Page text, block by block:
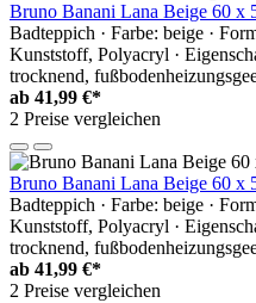
Bruno Banani Lana Beige 60 x
Badteppich · Farbe: beige ·
Kunststoff, Polyacryl ·
trocknend,
ab 41,99 €*
2 Preise vergleichen
Bruno Banani Lana Beige 60 x
Badteppich · Farbe: beige ·
Kunststoff, Polyacryl ·
trocknend,
ab 41,99 €*
2 Preise vergleichen